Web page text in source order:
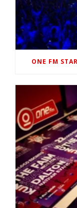
ONE FM